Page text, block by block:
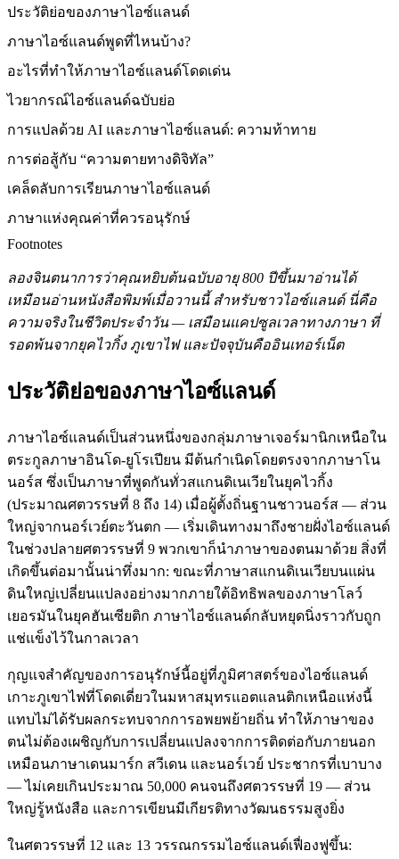
ประวัติย่อของภาษาไอซ์แลนด์
ภาษาไอซ์แลนด์พูดที่ไหนบ้าง?
อะไรที่ทำให้ภาษาไอซ์แลนด์โดดเด่น
ไวยากรณ์ไอซ์แลนด์ฉบับย่อ
การแปลด้วย AI และภาษาไอซ์แลนด์: ความท้าทาย
การต่อสู้กับ “ความตายทางดิจิทัล”
เคล็ดลับการเรียนภาษาไอซ์แลนด์
ภาษาแห่งคุณค่าที่ควรอนุรักษ์
Footnotes
ลองจินตนาการว่าคุณหยิบต้นฉบับอายุ 800 ปีขึ้นมาอ่านได้
เหมือนอ่านหนังสือพิมพ์เมื่อวานนี้ สำหรับชาวไอซ์แลนด์ นี่คือ
ความจริงในชีวิตประจำวัน — เสมือนแคปซูลเวลาทางภาษา ที่
รอดพ้นจากยุคไวกิ้ง ภูเขาไฟ และปัจจุบันคืออินเทอร์เน็ต
ประวัติย่อของภาษาไอซ์แลนด์
ภาษาไอซ์แลนด์เป็นส่วนหนึ่งของกลุ่มภาษาเจอร์มานิกเหนือใน
ตระกูลภาษาอินโด-ยูโรเปียน มีต้นกำเนิดโดยตรงจากภาษาโน
นอร์ส ซึ่งเป็นภาษาที่พูดกันทั่วสแกนดิเนเวียในยุคไวกิ้ง
(ประมาณศตวรรษที่ 8 ถึง 14) เมื่อผู้ตั้งถิ่นฐานชาวนอร์ส — ส่วน
ใหญ่จากนอร์เวย์ตะวันตก — เริ่มเดินทางมาถึงชายฝั่งไอซ์แลนด์
ในช่วงปลายศตวรรษที่ 9 พวกเขาก็นำภาษาของตนมาด้วย สิ่งที่
เกิดขึ้นต่อมานั้นน่าทึ่งมาก: ขณะที่ภาษาสแกนดิเนเวียบนแผ่น
ดินใหญ่เปลี่ยนแปลงอย่างมากภายใต้อิทธิพลของภาษาโลว์
เยอรมันในยุคฮันเซียติก ภาษาไอซ์แลนด์กลับหยุดนิ่งราวกับถูก
แช่แข็งไว้ในกาลเวลา
กุญแจสำคัญของการอนุรักษ์นี้อยู่ที่ภูมิศาสตร์ของไอซ์แลนด์
เกาะภูเขาไฟที่โดดเดี่ยวในมหาสมุทรแอตแลนติกเหนือแห่งนี้
แทบไม่ได้รับผลกระทบจากการอพยพย้ายถิ่น ทำให้ภาษาของ
ตนไม่ต้องเผชิญกับการเปลี่ยนแปลงจากการติดต่อกับภายนอก
เหมือนภาษาเดนมาร์ก สวีเดน และนอร์เวย์ ประชากรที่เบาบาง
— ไม่เคยเกินประมาณ 50,000 คนจนถึงศตวรรษที่ 19 — ส่วน
ใหญ่รู้หนังสือ และการเขียนมีเกียรติทางวัฒนธรรมสูงยิ่ง
ในศตวรรษที่ 12 และ 13 วรรณกรรมไอซ์แลนด์เฟื่องฟูขึ้น: